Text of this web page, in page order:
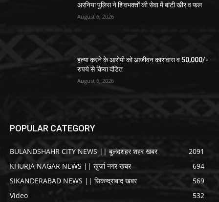
अरनिया पुलिस ने शिवभक्तों की सेवा में बांटी खीर व फल
August 6, 2026
हत्या करने के आरोपी को आजीवन कारावास व 50,000/-
रुपये से किया दंडित
August 6, 2026
POPULAR CATEGORY
BULANDSHAHR CITY NEWS || बुलंदशहर शहर खबर
2091
KHURJA NAGAR NEWS || खुर्जा नगर खबर
694
SIKANDERABAD NEWS || सिकन्द्राबाद खबर
569
Video
532